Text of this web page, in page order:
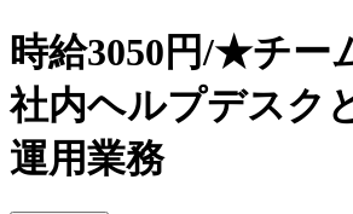
時給3050円/★チ
社内ヘルプデスク
運用業務